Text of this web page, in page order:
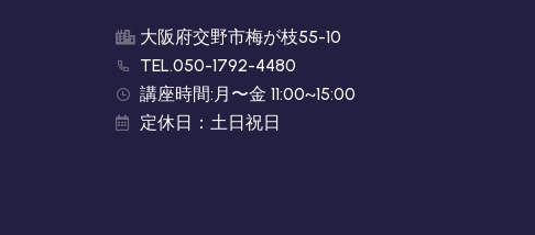
大阪府交野市梅が枝55-10
TEL.050-1792-4480
講座時間:月〜金 11:00~15:00
定休日：土日祝日